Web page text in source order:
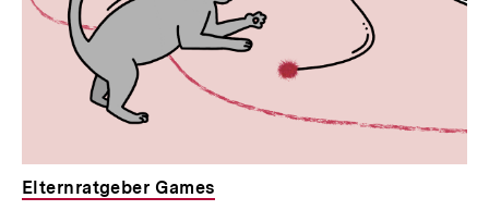
Elternratgeber Games